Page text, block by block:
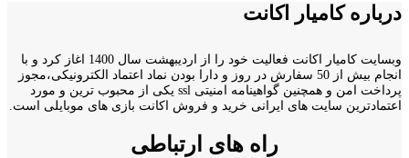
درباره کامیار اکانت
وبسایت کامیار اکانت فعالیت خود را از اردیبهشت سال 1400 اغاز کرد و با
انجام بیش از 50 سفارش در روز و دارا بودن نماد اعتماد الکترونیکی،مجوز
پرداخت امن و همچنین گواهینامه امنیتی ssl یکی از محبوب ترین و مورد
اعتمادترین سایت های ایرانی خرید و فروش اکانت بازی های موبایلی است.
راه های ارتباطی